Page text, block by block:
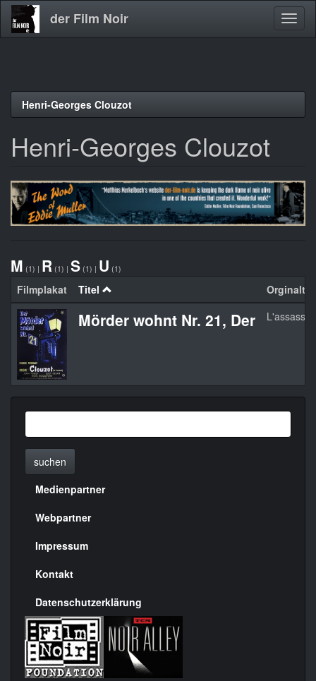
Direkt
der Film Noir
Henri-Georges Clouzot
Henri-Georges Clouzot
M (1) | R (1) | S (1) | U (1)
Filmplakat Titel
Mörder wohnt Nr. 21, Der
suchen
Menülinks
rechte
Seite
Medienpartner
Webpartner
Impressum
Kontakt
Datenschutzerklärung